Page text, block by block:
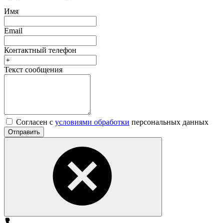
Имя
Email
Контактный телефон
Текст сообщения
Согласен с условиями обработки персональных данных
Отправить